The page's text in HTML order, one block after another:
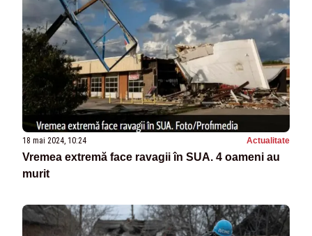
18 mai 2024, 10:24 Actualitate
Vremea extremă face ravagii în SUA. 4 oameni au
murit